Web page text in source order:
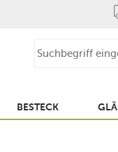
BESTECK